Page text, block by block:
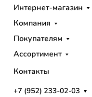
Интернет-магазин
Компания
Покупателям
Ассортимент
Контакты
+7 (952) 233-02-03